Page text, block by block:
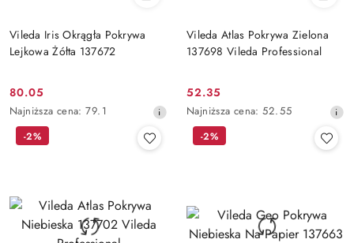
Vileda Iris Okrągła Pokrywa
Lejkowa Żółta 137672
Cena
promocyjna:
80.05
Najniższa
cena
obniżką
Najniższa cena: 79.1
Vileda Atlas Pokrywa Zielona
137698 Vileda Professional
Cena
promocyjna:
52.35
Najniższa
cena
Najniższa cena: 52.55
-2% -2%